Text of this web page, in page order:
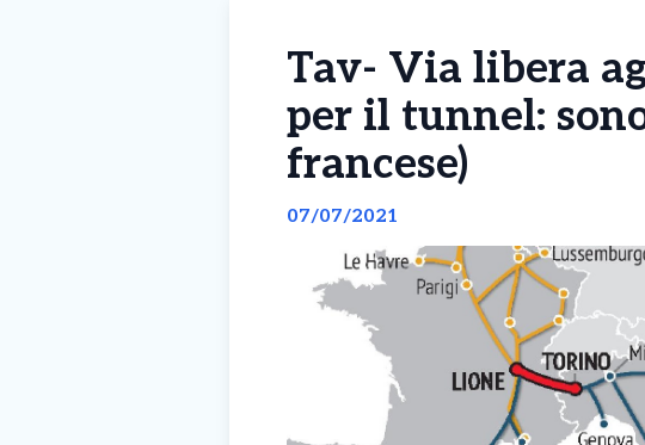
Tav- Via libera
per il tunnel:
francese)
07/07/2021